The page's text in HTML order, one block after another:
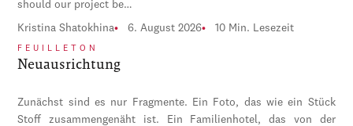
should our project be…
Kristina Shatokhina 6. August 2026 10 Min. Lesezeit
FEUILLETON
Neuausrichtung
Zunächst sind es nur Fragmente. Ein Foto, das wie ein Stück
Stoff zusammengenäht ist. Ein Familienhotel, das von der